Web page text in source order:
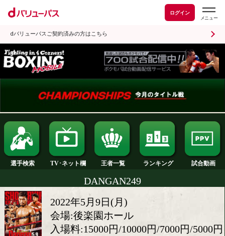
ログイン
dバリューパスご契約済みの方はこちら
選手検索 TV･ネット欄 王者一覧 ランキング
DANGAN249